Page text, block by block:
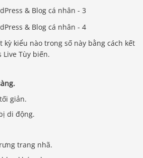
kỳ kiểu nào trong số này bằng cách kết
Live Tùy biến.
giản.
di động.
trang nhã.